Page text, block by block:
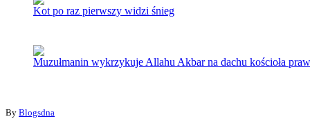
Kot po raz pierwszy widzi śnieg
Muzułmanin wykrzykuje Allahu Akbar na dachu kościoła
By Blogsdna